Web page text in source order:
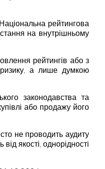
рейтингова
на внутрішньому
рейтингів або з
ризику, а лише думкою
законодавства та
або продажу його
не проводить аудиту
якості, однорідності